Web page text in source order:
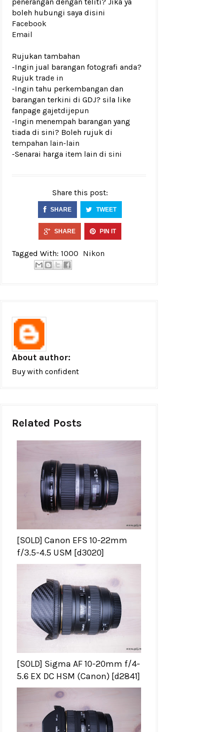
penerangan dengan teliti? Jika ya
boleh hubungi saya disini
Facebook
Email
Rujukan tambahan
-Ingin jual barangan fotografi anda?
Rujuk trade in
-Ingin tahu perkembangan dan
barangan terkini di GDJ? sila like
fanpage gajetdijepun
-Ingin menempah barangan yang
tiada di sini? Boleh rujuk di
tempahan lain-lain
-Senarai harga item lain di sini
Share this post:
SHARE TWEET
SHARE PIN IT
Tagged With: 1000 Nikon
About author:
Buy with confident
Related Posts
[SOLD] Canon EFS 10-22mm
f/3.5-4.5 USM [d3020]
[SOLD] Sigma AF 10-20mm f/4-
5.6 EX DC HSM (Canon) [d2841]